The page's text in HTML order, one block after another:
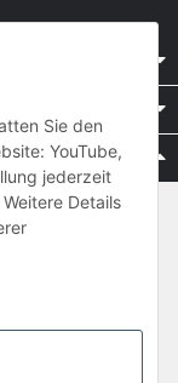
Sie den
YouTube,
jederzeit
Details